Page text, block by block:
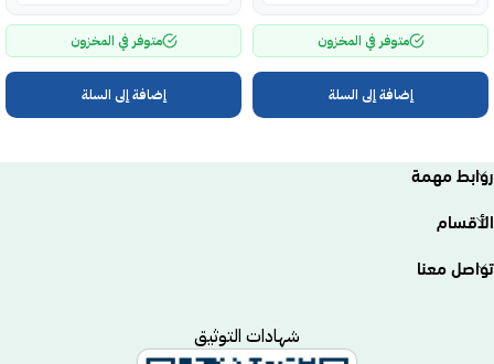
متوفر في المخزون
إضافة إلى السلة
متوفر في المخزون
إضافة إلى السلة
روابط مهمة
الأقسام
تواصل معنا
شهادات التوثيق